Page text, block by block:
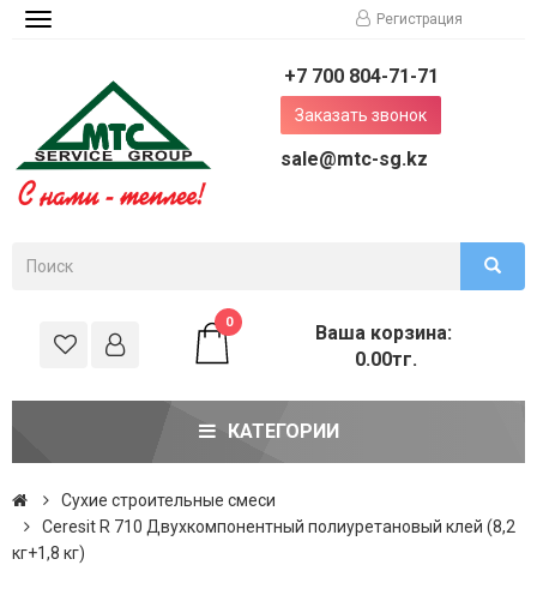
Toggle
Регистрация
+7 700 804-71-71
Заказать звонок
sale@mtc-sg.kz
0
Ваша корзина:
0.00тг.
КАТЕГОРИИ
Сухие строительные смеси
Ceresit R 710 Двухкомпонентный полиуретановый клей (8,2
кг+1,8 кг)